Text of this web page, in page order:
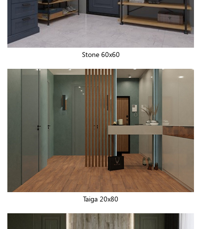
Stone 60x60
Taiga 20x80